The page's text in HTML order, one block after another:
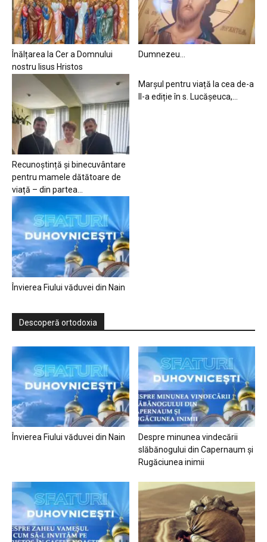
Înălțarea la Cer a Domnului
nostru Iisus Hristos
Dumnezeu…
Recunoștință și binecuvântare
pentru mamele dătătoare de
viață – din partea...
Marșul pentru viață la cea de-a
II-a ediție în s. Lucășeuca,...
Învierea Fiului văduvei din Nain
Descoperă ortodoxia
Învierea Fiului văduvei din Nain
Despre minunea vindecării
slăbănogului din Capernaum și
Rugăciunea inimii